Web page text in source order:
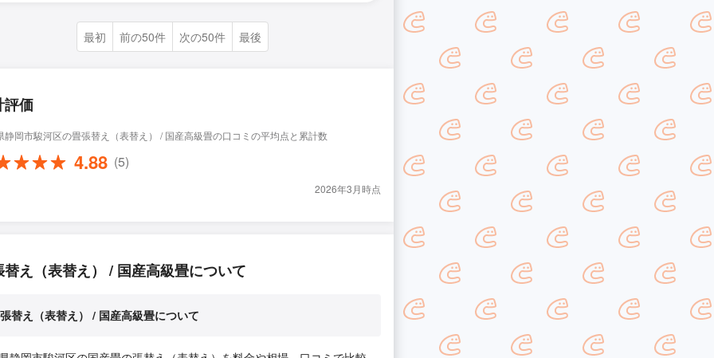
最初 前の50件 次の50件 最後
評価
静岡市駿河区の畳張替え（表替え） / 国産高級畳の口コミの平均点と累計数
4.88 (5)
2026年3月時点
替え（表替え） / 国産高級畳について
替え（表替え） / 国産高級畳について